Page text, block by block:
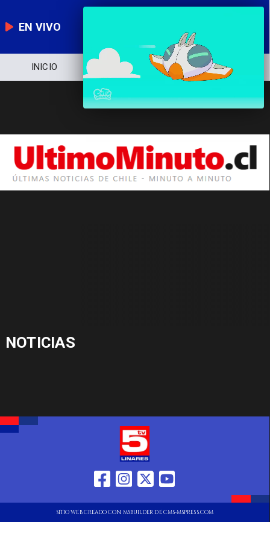
EN VIVO
INICIO NOTICIERO POLÍTICA
NOTICIAS
SITIO WEB CREADO CON MSBUILDER DE CMS-MSPRESS.COM